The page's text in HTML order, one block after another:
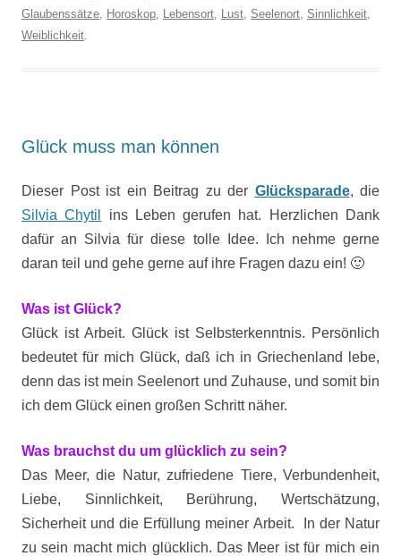
Glaubenssätze, Horoskop, Lebensort, Lust, Seelenort, Sinnlichkeit,
Weiblichkeit.
Glück muss man können
Dieser Post ist ein Beitrag zu der Glücksparade, die
Silvia Chytil
ins Leben gerufen hat. Herzlichen Dank
dafür an Silvia für diese tolle Idee. Ich nehme gerne
daran teil und gehe gerne auf ihre Fragen dazu ein! 🙂
Was ist Glück?
Glück ist Arbeit. Glück ist Selbsterkenntnis. Persönlich
bedeutet für mich Glück, daß ich in Griechenland lebe,
denn das ist mein Seelenort und Zuhause, und somit bin
ich dem Glück einen großen Schritt näher.
Was brauchst du um glücklich zu sein?
Das Meer, die Natur, zufriedene Tiere, Verbundenheit,
Liebe, Sinnlichkeit, Berührung, Wertschätzung,
Sicherheit und die Erfüllung meiner Arbeit. In der Natur
zu sein macht mich glücklich. Das Meer ist für mich ein